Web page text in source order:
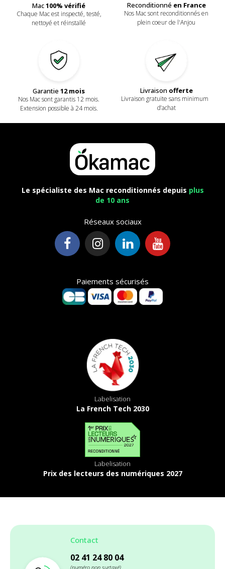
Mac100% vérifié
Chaque Mac est inspecté, testé,
nettoyé et réinstallé
Reconditionné en France
Nos Mac sont reconditionnés en
plein coeur de l'Anjou
Garantie 12 mois
Nos Mac sont garantis 12 mois.
Extension possible à 24 mois.
Livraison offerte
Livraison gratuite sans minimum
d’achat
Le spécialiste des Mac reconditionnés depuis plus
de 10 ans
Réseaux sociaux
Paiements sécurisés
Labelisation
La French Tech 2030
Labelisation
Prix des lecteurs des numériques 2027
Contact
02 41 24 80 04
(numéro non surtaxé)